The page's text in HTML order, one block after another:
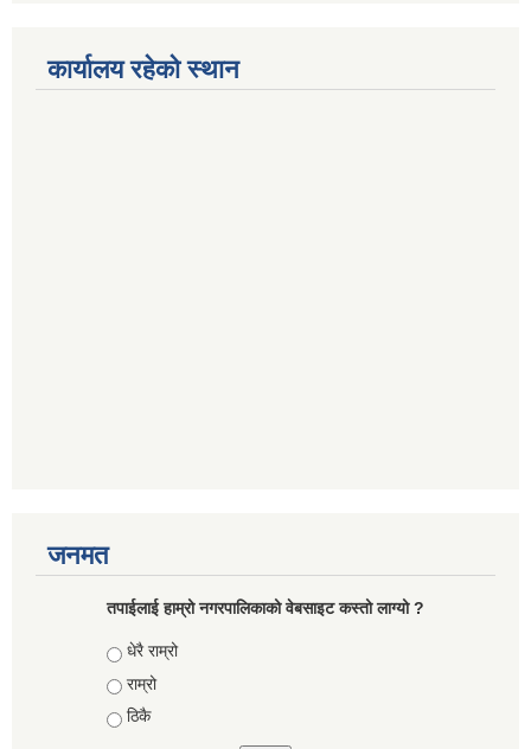
कार्यालय रहेको स्थान
जनमत
तपाईलाई हाम्रो नगरपालिकाको वेबसाइट कस्तो लाग्यो ?
Choices
धेरै राम्रो
राम्रो
ठिकै